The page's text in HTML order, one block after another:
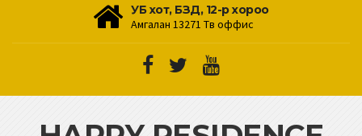
УБ хот, БЗД, 12-р хороо
Амгалан 13271 Төв оффис